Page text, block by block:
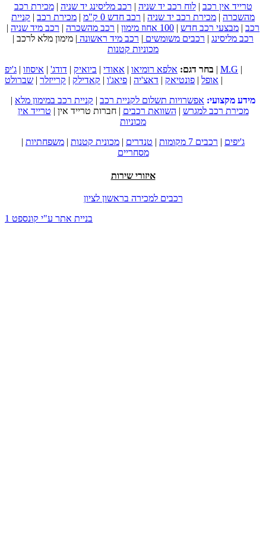
טרייד אין רכב |לוח רכב יד שניה | רכב מליסינג יד שניה |מכירת רכב
מהשכרה | מכירת רכב יד שניה | רכב חדש 0 ק"מ | מכירת רכב | קניית
רכב | מבצעי רכב חדש | 100 אחוז מימון | רכב מהשכרה | רכב מיד שניה |
רכב מליסינג | רכבים משומשים | רכב מיד ראשונה | מימון מלא לרכב |
מכוניות קטנות
בחר דגם: אלפא רומיאו | אאודי | ביואיק | דודג' | איסוזו | ג'יפ | M.G |
אופל | פונטיאק | דאצ'יה | פיאג'ו | קאדילק | קרייזלר | שברולט
|
מידע מקצועי: אפשרויות תשלום לקניית רכב | קניית רכב במימון מלא |
מכירת רכב למגרש | השוואת רכבים |חברות טרייד אין | טרייד אין
מכוניות
ג'יפים | רכבים 7 מקומות | טנדרים | מכונית קטנות | משפחתיות |
מסחריים
איזורי שירות
רכבים למכירה בראשון לציון
בניית אתר ע"י קונספט 1